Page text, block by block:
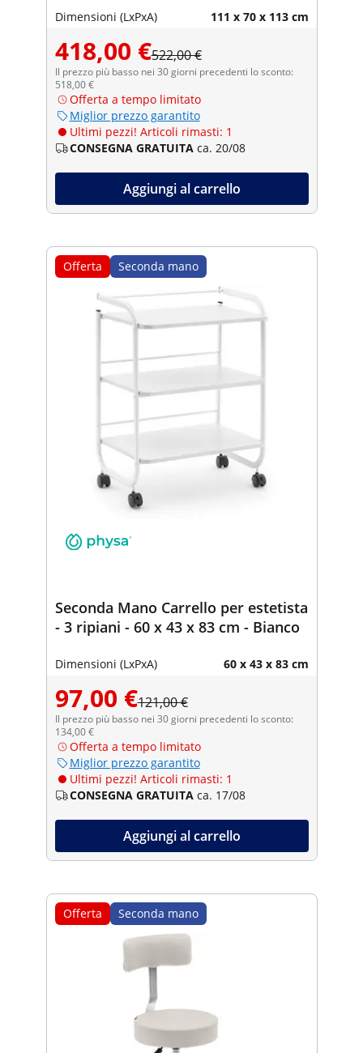
Dimensioni (LxPxA) 111 x 70 x 113 cm
418,00 €522,00 €
Il prezzo più basso nei 30 giorni precedenti lo sconto:
518,00 €
Offerta a tempo limitato
Miglior prezzo garantito
Ultimi pezzi! Articoli rimasti: 1
CONSEGNA GRATUITA ca. 20/08
Aggiungi al carrello
Offerta Seconda mano
Seconda Mano Carrello per estetista
- 3 ripiani - 60 x 43 x 83 cm - Bianco
Dimensioni (LxPxA) 60 x 43 x 83 cm
97,00 €121,00 €
Il prezzo più basso nei 30 giorni precedenti lo sconto:
134,00 €
Offerta a tempo limitato
Miglior prezzo garantito
Ultimi pezzi! Articoli rimasti: 1
CONSEGNA GRATUITA ca. 17/08
Aggiungi al carrello
Offerta Seconda mano